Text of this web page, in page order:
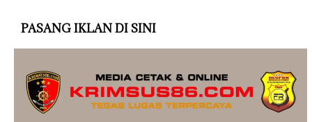
PASANG IKLAN DI SINI